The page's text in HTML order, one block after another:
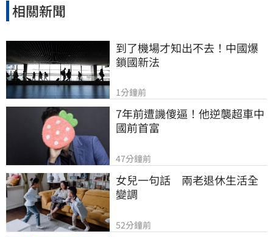
相關新聞
到了機場才知出不去！中國爆
鎖國新法
1分鐘前
7年前遭譏傻逼！他逆襲超車中
國前首富
47分鐘前
女兒一句話　兩老退休生活全
變調
52分鐘前